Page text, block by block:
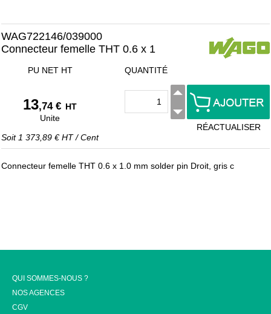
WAG722146/039000
Connecteur femelle THT 0.6 x 1
PU NET HT
13,74 € HT
Unite
Soit 1 373,89 € HT/Cent
QUANTITÉ
RÉACTUALISER
Connecteur femelle THT 0.6 x 1.0 mm solder pin Droit, gris c
QUI SOMMES-NOUS ?
NOS AGENCES
CGV